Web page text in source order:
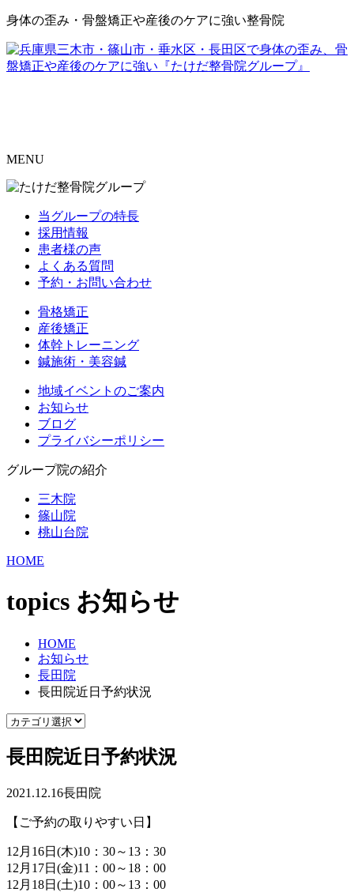
身体の歪み・骨盤矯正や産後のケアに強い整骨院
MENU
当グループの特長
採用情報
患者様の声
よくある質問
予約・お問い合わせ
骨格矯正
産後矯正
体幹トレーニング
鍼施術・美容鍼
地域イベントのご案内
お知らせ
ブログ
プライバシーポリシー
グループ院の紹介
三木院
篠山院
桃山台院
HOME
topics お知らせ
HOME
お知らせ
長田院
長田院近日予約状況
長田院近日予約状況
2021.12.16長田院
【ご予約の取りやすい日】
12月16日(木)10：30～13：30
12月17日(金)11：00～18：00
12月18日(土)10：00～13：00